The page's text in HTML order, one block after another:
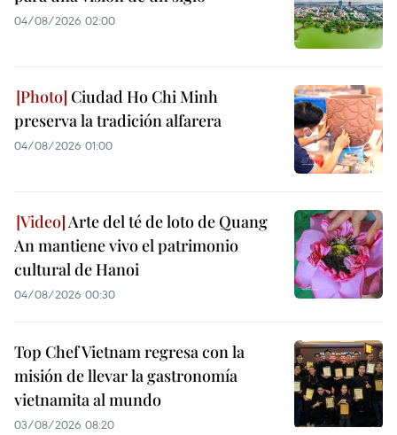
04/08/2026 02:00
Ciudad Ho Chi Minh
preserva la tradición alfarera
04/08/2026 01:00
Arte del té de loto de Quang
An mantiene vivo el patrimonio
cultural de Hanoi
04/08/2026 00:30
Top Chef Vietnam regresa con la
misión de llevar la gastronomía
vietnamita al mundo
03/08/2026 08:20